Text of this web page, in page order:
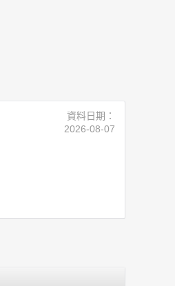
資料日期：
2026-08-07